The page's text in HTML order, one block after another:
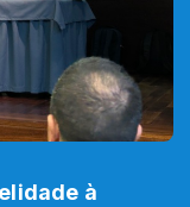
à